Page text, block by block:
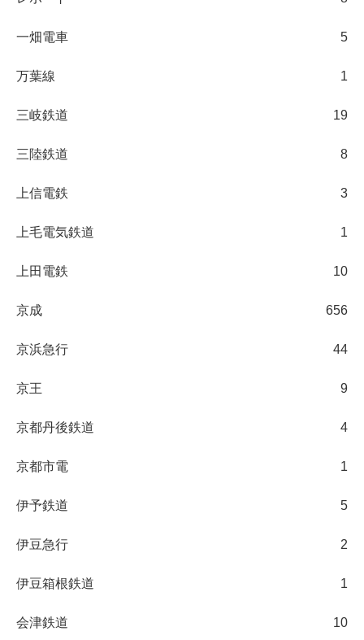
一畑電車 5
万葉線 1
三岐鉄道 19
三陸鉄道 8
上信電鉄 3
上毛電気鉄道 1
上田電鉄 10
京成 656
京浜急行 44
京王 9
京都丹後鉄道 4
京都市電 1
伊予鉄道 5
伊豆急行 2
伊豆箱根鉄道 1
会津鉄道 10